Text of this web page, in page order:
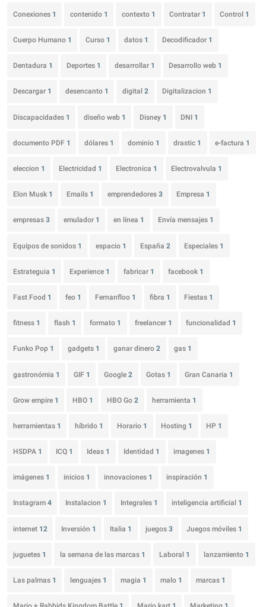
Conexiones 1 contenido 1 contexto 1 Contratar 1 Control 1
Cuerpo Humano 1 Curso 1 datos 1 Decodificador 1
Dentadura 1 Deportes 1 desarrollar 1 Desarrollo web 1
Descargar 1 desencanto 1 digital 2 Digitalizacion 1
Discapacidades 1 diseño web 1 Disney 1 DNI 1
documento PDF 1 dólares 1 dominio 1 drastic 1 e-factura 1
eleccion 1 Electricidad 1 Electronica 1 Electrovalvula 1
Elon Musk 1 Emails 1 emprendedores 3 Empresa 1
empresas 3 emulador 1 en línea 1 Envía mensajes 1
Equipos de sonidos 1 espacio 1 España 2 Especiales 1
Estrateguia 1 Experience 1 fabricar 1 facebook 1
Fast Food 1 feo 1 Fernanfloo 1 fibra 1 Fiestas 1
fitness 1 flash 1 formato 1 freelancer 1 funcionalidad 1
Funko Pop 1 gadgets 1 ganar dinero 2 gas 1
gastronómia 1 GIF 1 Google 2 Gotas 1 Gran Canaria 1
Grow empire 1 HBO 1 HBO Go 2 herramienta 1
herramientas 1 híbrido 1 Horario 1 Hosting 1 HP 1
HSDPA 1 ICQ 1 Ideas 1 Identidad 1 imagenes 1
imágenes 1 inicios 1 innovaciones 1 inspiración 1
Instagram 4 Instalacion 1 Integrales 1 inteligencia artificial 1
internet 12 Inversión 1 Italia 1 juegos3 Juegos móviles 1
juguetes 1 la semana de las marcas 1 Laboral 1 lanzamiento 1
Las palmas 1 lenguajes 1 magia 1 malo 1 marcas 1